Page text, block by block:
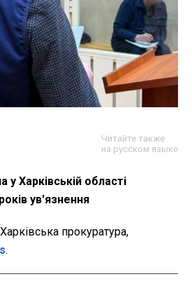
Читайте также
на русском языке
у Харківській області
ув'язнення
Харківська прокуратура,
.